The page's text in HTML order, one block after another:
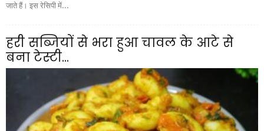
जाते हैं। इस रेसिपी में...
हरी सब्जियों से भरा हुआ चावल के आटे से
बना टेस्टी...